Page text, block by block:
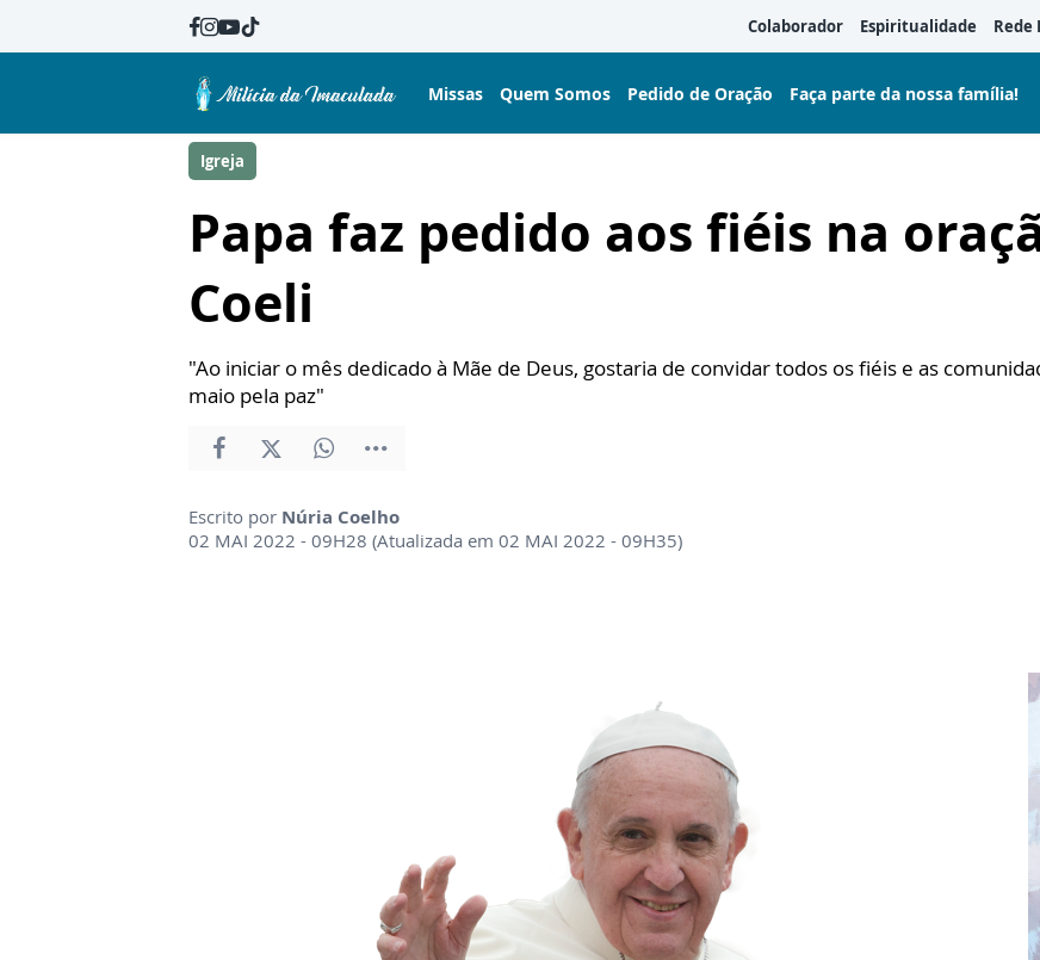
Colaborador Espiritualidade Rede
Missas Quem Somos Pedido de Oração Faça parte da nossa família!
Igreja
Papa faz pedido aos fiéis na
Coeli
"Ao iniciar o mês dedicado à Mãe de Deus, gostaria de convidar todos os fiéis e as
maio pela paz"
Escrito por Núria Coelho
02 MAI 2022 - 09H28 (Atualizada em 02 MAI 2022 - 09H35)